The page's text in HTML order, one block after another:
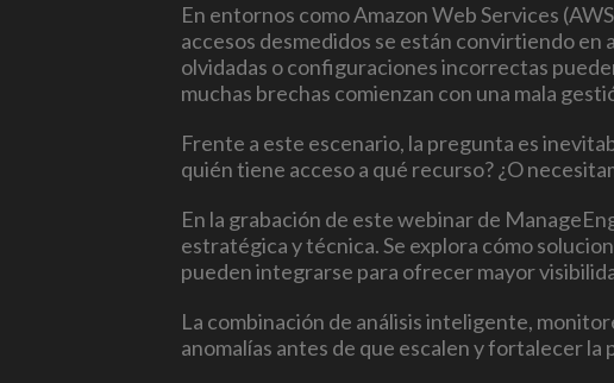
En entornos comoAmazon Web Services
accesos desmedidos se están convirtiendo en
olvidadas o configuraciones incorrectas
muchas brechas comienzan con una mala
Frente a este escenario, la pregunta es
quién tiene acceso a qué recurso? ¿O
En la grabación de este webinar de
estratégica y técnica. Se explora cómo
pueden integrarse para ofrecer mayor
La combinación de análisis inteligente,
anomalías antes de que escalen y fortalecer